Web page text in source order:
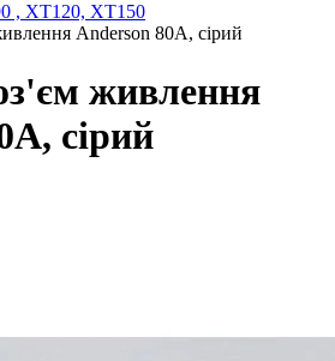
, XT120, XT150
Anderson 80А, сірий
живлення
сірий